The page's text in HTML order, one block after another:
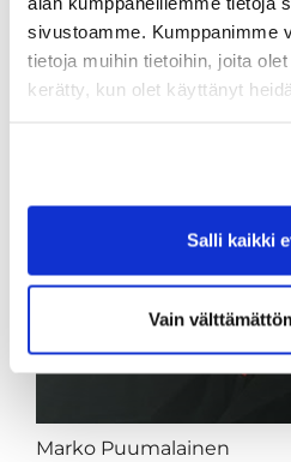
sivustoamme. Kumppanimme
tietoja muihin tietoihin, joita
kerätty, kun olet käyttänyt
Salli kaikki
Vain
Marko Puumalainen